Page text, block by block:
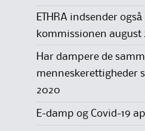
ETHRA indsender
kommissionen august
Har dampere de
menneskerettigheder
2020
E-damp og Covid-19